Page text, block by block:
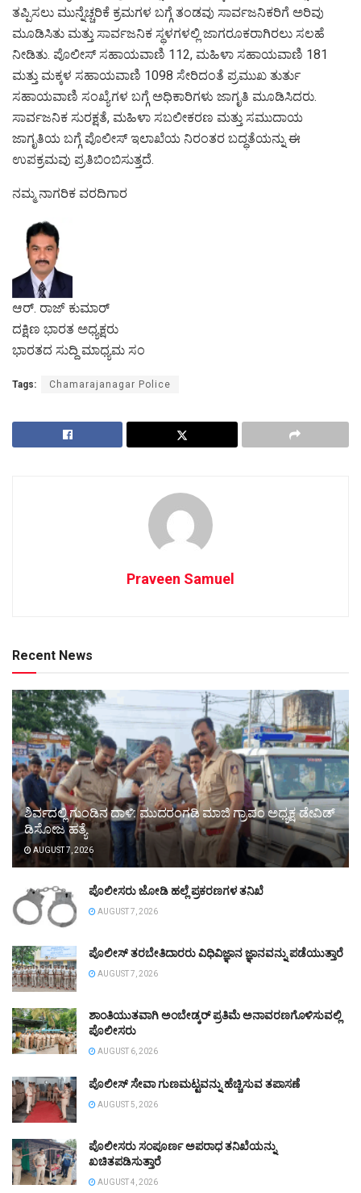
ತಪ್ಪಿಸಲು ಮುನ್ನೆಚ್ಚರಿಕೆ ಕ್ರಮಗಳ ಬಗ್ಗೆ ತಂಡವು ಸಾರ್ವಜನಿಕರಿಗೆ ಅರಿವು
ಮೂಡಿಸಿತು ಮತ್ತು ಸಾರ್ವಜನಿಕ ಸ್ಥಳಗಳಲ್ಲಿ ಜಾಗರೂಕರಾಗಿರಲು ಸಲಹೆ
ನೀಡಿತು. ಪೊಲೀಸ್ ಸಹಾಯವಾಣಿ 112, ಮಹಿಳಾ ಸಹಾಯವಾಣಿ 181
ಮತ್ತು ಮಕ್ಕಳ ಸಹಾಯವಾಣಿ 1098 ಸೇರಿದಂತೆ ಪ್ರಮುಖ ತುರ್ತು
ಸಹಾಯವಾಣಿ ಸಂಖ್ಯೆಗಳ ಬಗ್ಗೆ ಅಧಿಕಾರಿಗಳು ಜಾಗೃತಿ ಮೂಡಿಸಿದರು.
ಸಾರ್ವಜನಿಕ ಸುರಕ್ಷತೆ, ಮಹಿಳಾ ಸಬಲೀಕರಣ ಮತ್ತು ಸಮುದಾಯ
ಜಾಗೃತಿಯ ಬಗ್ಗೆ ಪೊಲೀಸ್ ಇಲಾಖೆಯ ನಿರಂತರ ಬದ್ಧತೆಯನ್ನು ಈ
ಉಪಕ್ರಮವು ಪ್ರತಿಬಿಂಬಿಸುತ್ತದೆ.
ನಮ್ಮ ನಾಗರಿಕ ವರದಿಗಾರ
ಆರ್. ರಾಜ್ ಕುಮಾರ್
ದಕ್ಷಿಣ ಭಾರತ ಅಧ್ಯಕ್ಷರು
ಭಾರತದ ಸುದ್ದಿ ಮಾಧ್ಯಮ ಸಂ
Tags: Chamarajanagar Police
Praveen Samuel
Recent News
ಶಿರ್ವದಲ್ಲಿ ಗುಂಡಿನ ದಾಳಿ: ಮುದರಂಗಡಿ ಮಾಜಿ ಗ್ರಾಪಂ ಅಧ್ಯಕ್ಷ ಡೇವಿಡ್
ಡಿಸೋಜ ಹತ್ಯೆ
AUGUST 7, 2026
ಪೊಲೀಸರು ಜೋಡಿ ಹಲ್ಲೆ ಪ್ರಕರಣಗಳ ತನಿಖೆ
AUGUST 7, 2026
ಪೊಲೀಸ್ ತರಬೇತಿದಾರರು ವಿಧಿವಿಜ್ಞಾನ ಜ್ಞಾನವನ್ನು ಪಡೆಯುತ್ತಾರೆ
AUGUST 7, 2026
ಶಾಂತಿಯುತವಾಗಿ ಅಂಬೇಡ್ಕರ್ ಪ್ರತಿಮೆ ಅನಾವರಣಗೊಳಿಸುವಲ್ಲಿ
ಪೊಲೀಸರು
AUGUST 6, 2026
ಪೊಲೀಸ್ ಸೇವಾ ಗುಣಮಟ್ಟವನ್ನು ಹೆಚ್ಚಿಸುವ ತಪಾಸಣೆ
AUGUST 5, 2026
ಪೊಲೀಸರು ಸಂಪೂರ್ಣ ಅಪರಾಧ ತನಿಖೆಯನ್ನು
ಖಚಿತಪಡಿಸುತ್ತಾರೆ
AUGUST 4, 2026